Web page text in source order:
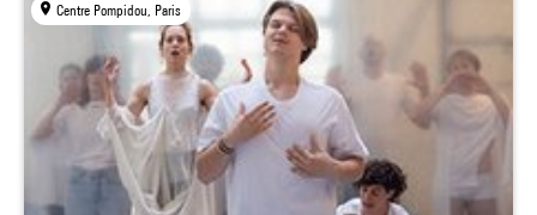
Centre Pompidou, Paris